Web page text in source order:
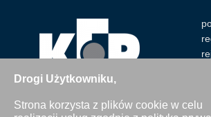
Drogi Użytkowniku,
Strona korzysta z plików cookie w celu